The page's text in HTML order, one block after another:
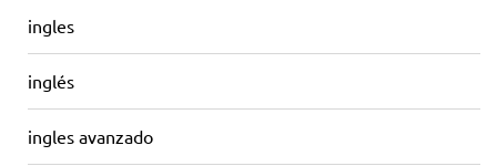
ingles
inglés
ingles avanzado